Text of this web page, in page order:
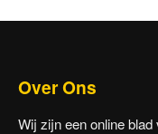
Over Ons
Wij zijn een online